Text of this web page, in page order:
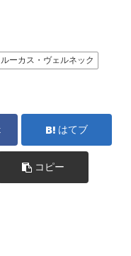
ルーカス・ヴェルネック
はてブ
コピー